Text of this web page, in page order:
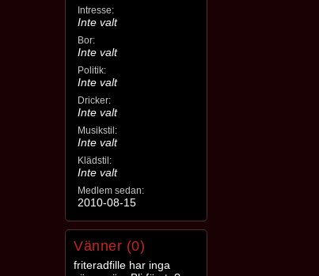
Intresse:
Inte valt
Bor:
Inte valt
Politik:
Inte valt
Dricker:
Inte valt
Musikstil:
Inte valt
Klädstil:
Inte valt
Medlem sedan:
2010-08-15
Vänner (0)
friteradfille har inga